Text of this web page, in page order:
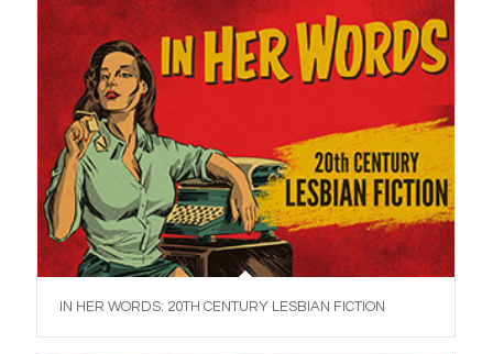
IN HER WORDS: 20TH CENTURY LESBIAN FICTION